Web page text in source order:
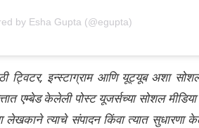
by Esha Gupta (@egupta)
ट्विटर, इन्स्टाग्राम आणि यूट्यूब अशा
एम्बेड केलेली पोस्ट यूजर्सच्या सोशल
त्याचे संपादन किंवा त्यात सुधारणा